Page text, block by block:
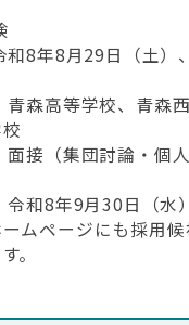
8年8月29日（土）
森高等学校、青森
接（集団討論・個人
8年9月30日（水）
ムページにも採用候
。